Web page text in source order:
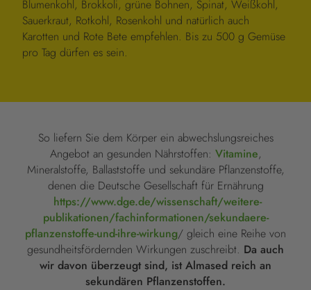
Blumenkohl, Brokkoli, grüne Bohnen, Spinat, Weißkohl,
Sauerkraut, Rotkohl, Rosenkohl und natürlich auch
Karotten und Rote Bete empfehlen. Bis zu 500 g Gemüse
pro Tag dürfen es sein.
So liefern Sie dem Körper ein abwechslungsreiches
Angebot an gesunden Nährstoffen: Vitamine,
Mineralstoffe, Ballaststoffe und sekundäre Pflanzenstoffe,
denen die Deutsche Gesellschaft für Ernährung
https://www.dge.de/wissenschaft/weitere-
publikationen/fachinformationen/sekundaere-
pflanzenstoffe-und-ihre-wirkung/ gleich eine Reihe von
gesundheitsfördernden Wirkungen zuschreibt. Da auch
wir davon überzeugt sind, ist Almased reich an
sekundären Pflanzenstoffen.